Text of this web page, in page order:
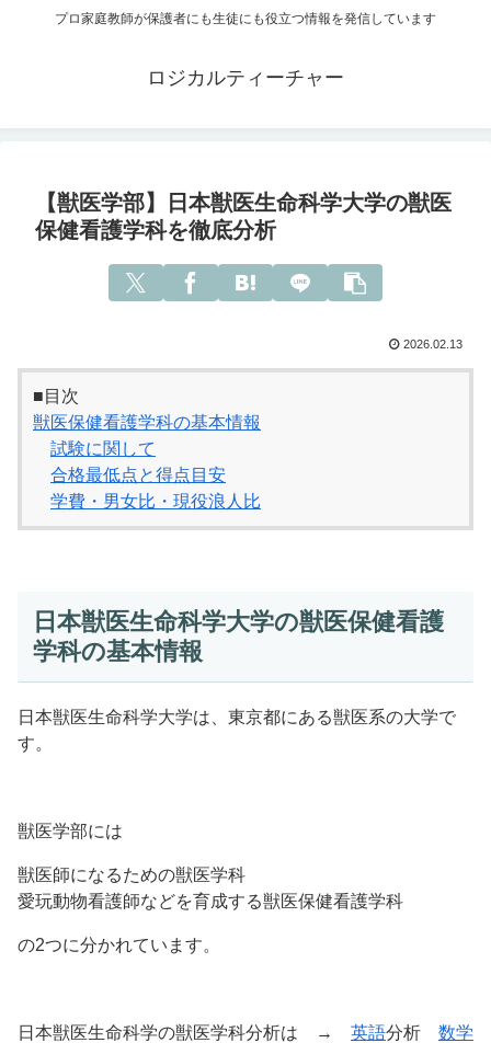
プロ家庭教師が保護者にも生徒にも役立つ情報を発信しています
ロジカルティーチャー
【獣医学部】日本獣医生命科学大学の獣医
保健看護学科を徹底分析
2026.02.13
■目次
獣医保健看護学科の基本情報
試験に関して
合格最低点と得点目安
学費・男女比・現役浪人比
日本獣医生命科学大学の獣医保健看護
学科の基本情報
日本獣医生命科学大学は、東京都にある獣医系の大学で
す。
獣医学部には
獣医師になるための獣医学科
愛玩動物看護師などを育成する獣医保健看護学科
の2つに分かれています。
日本獣医生命科学の獣医学科分析は → 英語分析 数学